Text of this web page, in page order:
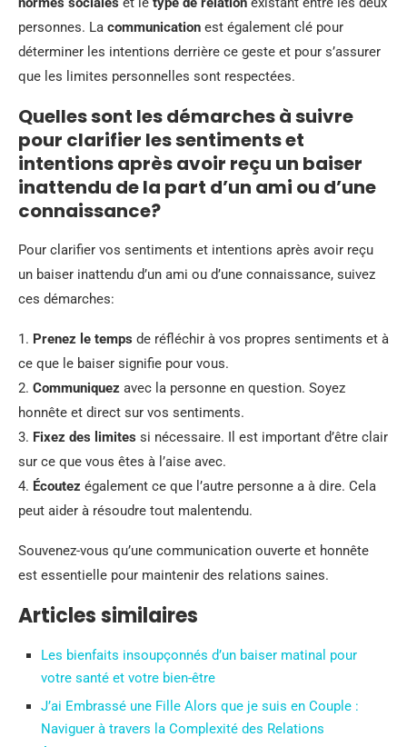
personnes. La communication est également clé pour
déterminer les intentions derrière ce geste et pour s’assurer
que les limites personnelles sont respectées.
Quelles sont les démarches à suivre
pour clarifier les sentiments et
intentions après avoir reçu un baiser
inattendu de la part d’un ami ou d’une
connaissance?
Pour clarifier vos sentiments et intentions après avoir reçu
un baiser inattendu d’un ami ou d’une connaissance, suivez
ces démarches:
1. Prenez le temps de réfléchir à vos propres sentiments et à
ce que le baiser signifie pour vous.
2. Communiquez avec la personne en question. Soyez
honnête et direct sur vos sentiments.
3. Fixez des limites si nécessaire. Il est important d’être clair
sur ce que vous êtes à l’aise avec.
4. Écoutez également ce que l’autre personne a à dire. Cela
peut aider à résoudre tout malentendu.
Souvenez-vous qu’une communication ouverte et honnête
est essentielle pour maintenir des relations saines.
Articles similaires
Les bienfaits insoupçonnés d’un baiser matinal pour
votre santé et votre bien-être
J’ai Embrassé une Fille Alors que je suis en Couple :
Naviguer à travers la Complexité des Relations